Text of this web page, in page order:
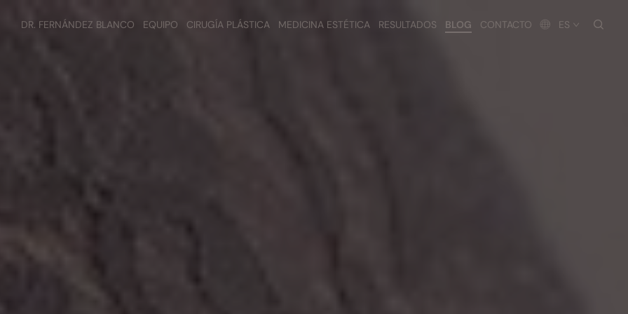
DR. FERNÁNDEZ BLANCO EQUIPO CIRUGÍA PLÁSTICA MEDICINA ESTÉTICA RESULTADOS BLOG CONTACTO ES